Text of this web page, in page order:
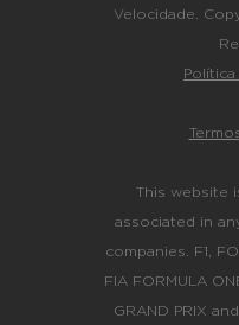
Velocidade.
Política
This website
associated in
companies. F1,
FIA FORMULA
GRAND PRIX